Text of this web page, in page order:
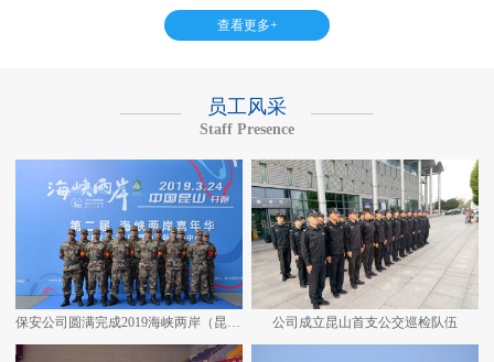
查看更多+
员工风采
Staff Presence
公司成立昆山首支公交巡检队伍